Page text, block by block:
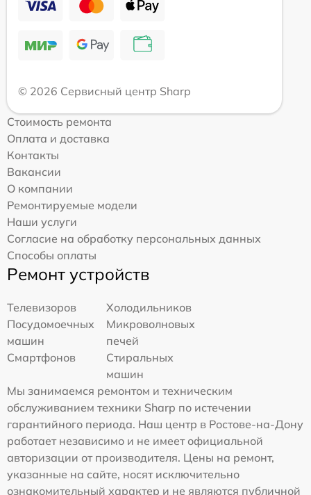
© 2026 Сервисный центр Sharp
Стоимость ремонта
Оплата и доставка
Контакты
Вакансии
О компании
Ремонтируемые модели
Наши услуги
Согласие на обработку персональных данных
Способы оплаты
Ремонт устройств
Телевизоров
Холодильников
Посудомоечных
машин
Микроволновых
печей
Смартфонов
Стиральных
машин
Мы занимаемся ремонтом и техническим
обслуживанием техники Sharp по истечении
гарантийного периода. Наш центр в Ростове-на-Дону
работает независимо и не имеет официальной
авторизации от производителя. Цены на ремонт,
указанные на сайте, носят исключительно
ознакомительный характер и не являются публичной